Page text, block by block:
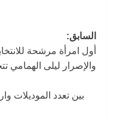
تصفّح
المقالات
السابق:
أول امرأة مرشحة
والإصرار ليلى الهمامي
بين تعدد الموديلات